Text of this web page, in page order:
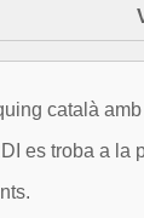
català
es troba a la